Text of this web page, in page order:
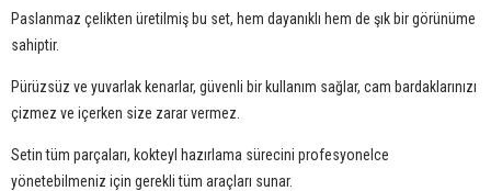
Paslanmaz çelikten üretilmiş bu set, hem dayanıklı hem de şık bir görünüme
sahiptir.
Pürüzsüz ve yuvarlak kenarlar, güvenli bir kullanım sağlar, cam bardaklarınızı
çizmez ve içerken size zarar vermez.
Setin tüm parçaları, kokteyl hazırlama sürecini profesyonelce
yönetebilmeniz için gerekli tüm araçları sunar.